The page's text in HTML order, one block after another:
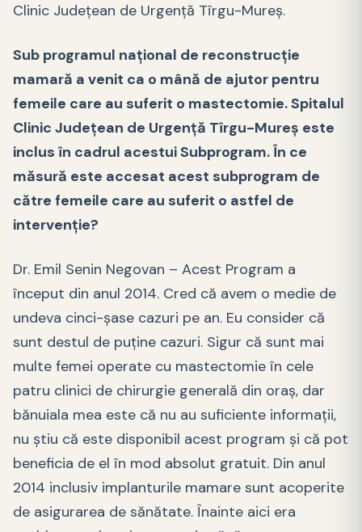
Clinic Județean de Urgență Tîrgu-Mureș.
Sub programul național de reconstrucție
mamară a venit ca o mână de ajutor pentru
femeile care au suferit o mastectomie. Spitalul
Clinic Județean de Urgență Tîrgu-Mureș este
inclus în cadrul acestui Subprogram. În ce
măsură este accesat acest subprogram de
către femeile care au suferit o astfel de
intervenție?
Dr. Emil Senin Negovan – Acest Program a
început din anul 2014. Cred că avem o medie de
undeva cinci-șase cazuri pe an. Eu consider că
sunt destul de puține cazuri. Sigur că sunt mai
multe femei operate cu mastectomie în cele
patru clinici de chirurgie generală din oraș, dar
bănuiala mea este că nu au suficiente informații,
nu știu că este disponibil acest program și că pot
beneficia de el în mod absolut gratuit. Din anul
2014 inclusiv implanturile mamare sunt acoperite
de asigurarea de sănătate. Înainte aici era